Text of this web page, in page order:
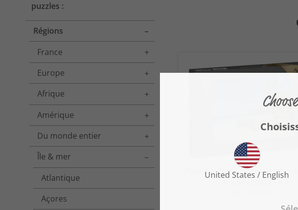
puzzles :
Régions
Toggle menu
France
Toggle menu
Europe
Toggle menu
Afrique
Toggle menu
Amérique
Toggle menu
Du monde entier
Toggle menu
Île & mer
Toggle menu
Atlantique
Açores
Puzzle « Plage tropicale et
aux Seychelles »